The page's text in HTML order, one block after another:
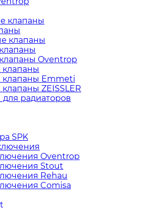
клапаны
клапаны
Oventrop
клапаны Emmeti
ZEISSLER
радиаторов
SPK
Oventrop
Stout
Rehau
Comisa